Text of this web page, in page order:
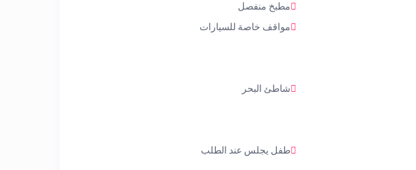
مطبخ منفصل
مواقف خاصة للسيارات
شاطئ البحر
طفل يجلس عند الطلب